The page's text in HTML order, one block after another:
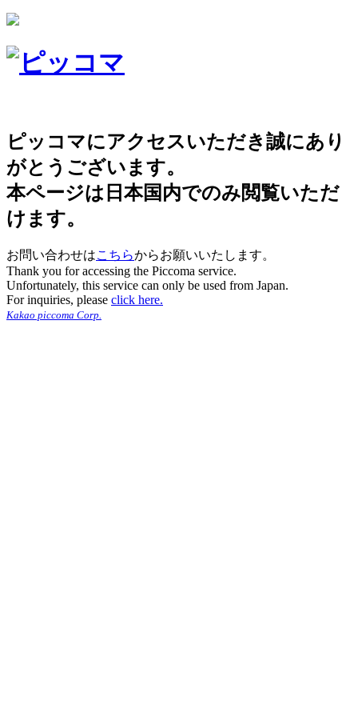
ピッコマにアクセスいただき誠にあり
がとうございます。
本ページは日本国内でのみ閲覧いただ
けます。
お問い合わせはこちらからお願いいたします。
Thank you for accessing the Piccoma service.
Unfortunately, this service can only be used from Japan.
For inquiries, please click here.
Kakao piccoma Corp.